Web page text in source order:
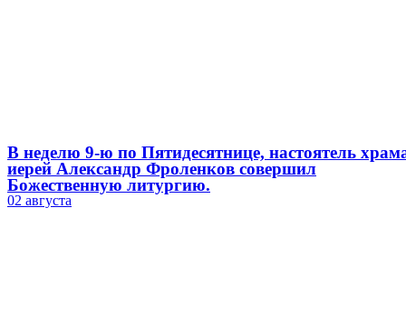
В неделю 9-ю по Пятидесятнице, настоятель
иерей Александр Фроленков совершил
Божественную литургию.
02 августа